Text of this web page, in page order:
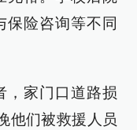
保险咨询等不同
，家门口道路损
他们被救援人员